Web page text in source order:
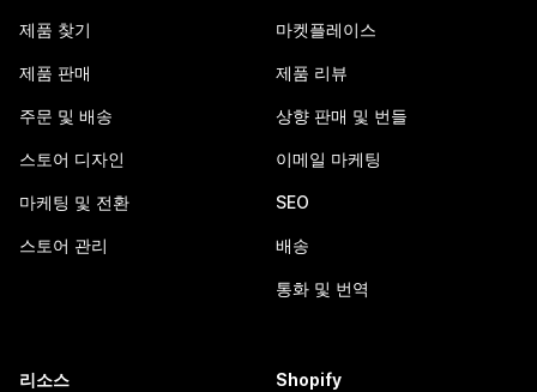
제품 찾기
제품 판매
주문 및 배송
스토어 디자인
마케팅 및 전환
스토어 관리
마켓플레이스
제품 리뷰
상향 판매 및 번들
이메일 마케팅
SEO
배송
통화 및 번역
리소스 Shopify